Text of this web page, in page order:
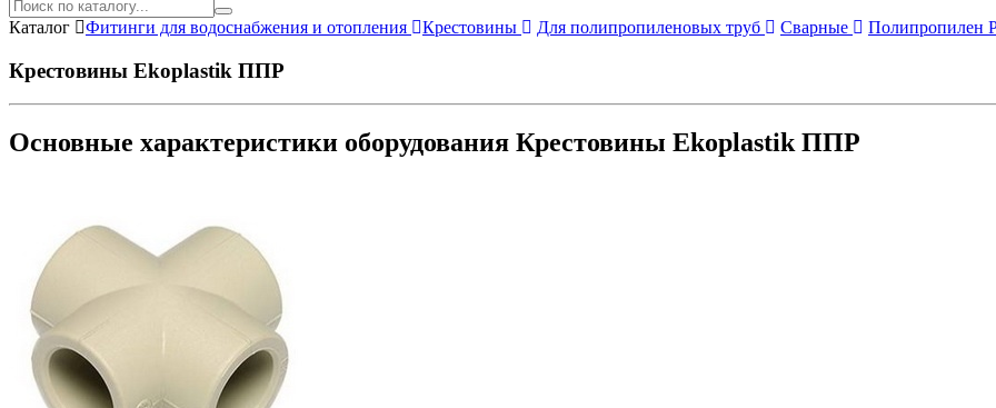
Каталог Фитинги для водоснабжения и отопления Крестовины Для полипропиленовых труб Сварные Полипропилен
Крестовины Ekoplastik ППР
Основные характеристики оборудования Крестовины Ekoplastik ППР